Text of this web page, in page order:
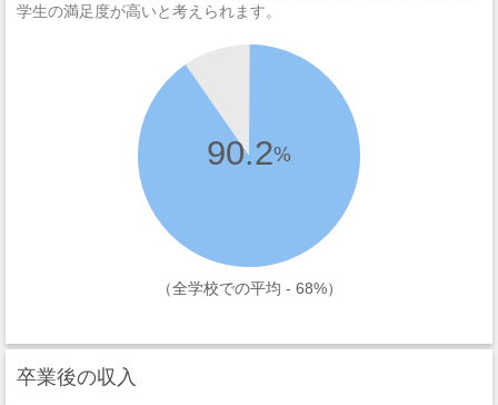
学生の満足度が高いと考えられます。
90.2%
（全学校での平均 - 68%）
卒業後の収入